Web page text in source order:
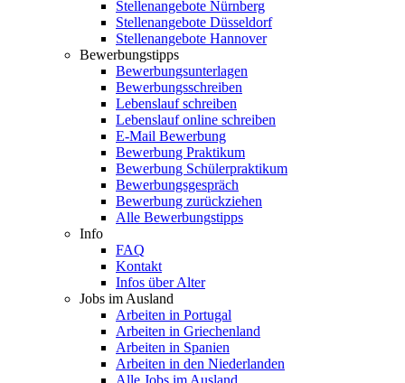
Stellenangebote Nürnberg
Stellenangebote Düsseldorf
Stellenangebote Hannover
Bewerbungstipps
Bewerbungsunterlagen
Bewerbungsschreiben
Lebenslauf schreiben
Lebenslauf online schreiben
E-Mail Bewerbung
Bewerbung Praktikum
Bewerbung Schülerpraktikum
Bewerbungsgespräch
Bewerbung zurückziehen
Alle Bewerbungstipps
Info
FAQ
Kontakt
Infos über Alter
Jobs im Ausland
Arbeiten in Portugal
Arbeiten in Griechenland
Arbeiten in Spanien
Arbeiten in den Niederlanden
Alle Jobs im Ausland